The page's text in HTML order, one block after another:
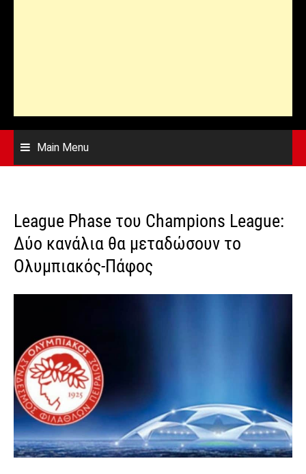
Main Menu
League Phase του Champions League:
Δύο κανάλια θα μεταδώσουν το
Ολυμπιακός-Πάφος